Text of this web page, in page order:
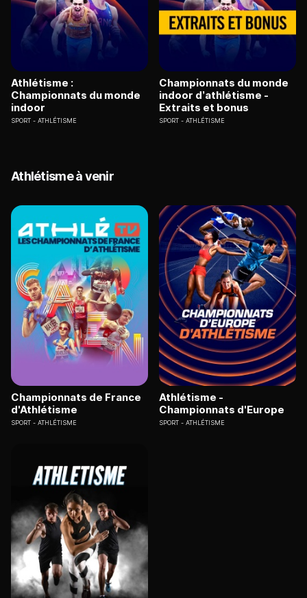
Athlétisme :
Championnats du monde
indoor
SPORT ATHLÉTISME
Championnats du monde
indoor d’athlétisme -
Extraits et bonus
SPORT ATHLÉTISME
Athlétisme à venir
Championnats de France
d'Athlétisme
SPORT ATHLÉTISME
Athlétisme -
Championnats d'Europe
SPORT ATHLÉTISME